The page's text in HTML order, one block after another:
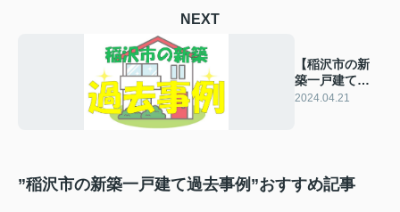
NEXT
【稲沢市の新
築一戸建て】
過去の販売事
2024.04.21
”稲沢市の新築一戸建て過去事例”おすすめ記事